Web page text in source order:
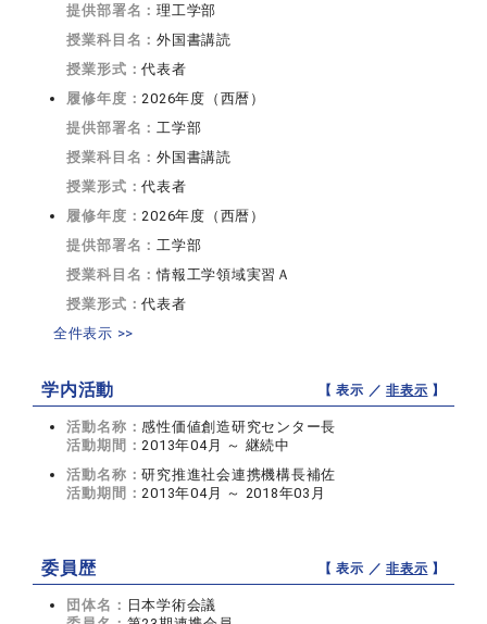
提供部署名：理工学部
授業科目名：外国書講読
授業形式：代表者
履修年度：2026年度（西暦）
提供部署名：工学部
授業科目名：外国書講読
授業形式：代表者
履修年度：2026年度（西暦）
提供部署名：工学部
授業科目名：情報工学領域実習Ａ
授業形式：代表者
全件表示 >>
学内活動 【 表示 ／非表示 】
活動名称：感性価値創造研究センター長
活動期間：2013年04月 ～ 継続中
活動名称：研究推進社会連携機構長補佐
活動期間：2013年04月 ～ 2018年03月
委員歴 【 表示 ／非表示 】
団体名： 日本学術会議